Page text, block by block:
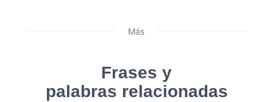
Más
Frases y
palabras relacionadas